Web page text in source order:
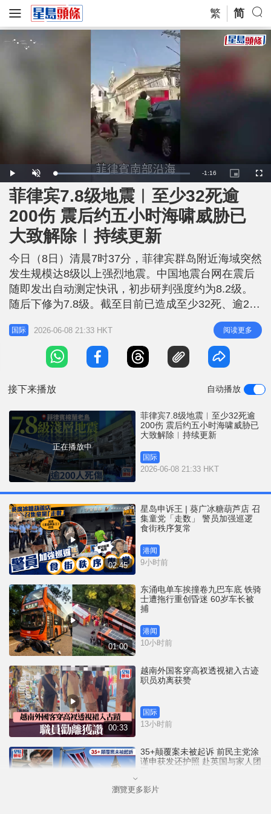
繁 简
P
l
a
y
U
n
m
u
t
e
L
o
d
e
:
4
0
2
R
e
m
n
n
-1:16
P
i
c
t
u
e
i
c
t
r
e
F
u
菲律宾7.8级地震︱至少32死逾
200伤 震后约五小时海啸威胁已
大致解除︱持续更新
今日（8日）清晨7时37分，菲律宾群岛附近海域突然
发生规模达8级以上强烈地震。中国地震台网在震后
随即发出自动测定快讯，初步研判强度约为8.2级。
随后下修为7.8级。截至目前已造成至少32死、逾200
伤，多数是因建筑物毁损而受伤，海啸监测站监测到
最高约1.4米的海啸。 地震发生约5小时后，太平洋海
啸警报中心（Pacific Tsunami Warning Center）表
示，海啸威胁已大致解除。 地
国际 2026-06-08 21:33 HKT 阅读更多
接下来播放 自动播放
正在播放中
菲律宾7.8级地震︱至少32死逾
200伤 震后约五小时海啸威胁已
大致解除︱持续更新
国际
2026-06-08 21:33 HKT
02:45
星岛申诉王 | 葵广冰糖葫芦店 召
集童党「走数」 警员加强巡逻
食街秩序复常
港闻
9小时前
01:00
东涌电单车挨撞卷九巴车底 铁骑
士遭拖行重创昏迷 60岁车长被
捕
港闻
10小时前
00:33
越南外国客穿高衩透视裙入古迹
职员劝离获赞
国际
13小时前
35+颠覆案未被起诉 前民主党涂
谨申获发还护照 赴英国与家人团
港闻
瀏覽更多影片